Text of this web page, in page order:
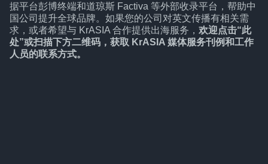
据平台彭博终端和道琼斯 Factiva 等外部收录平台，帮助中
国公司提升全球品牌。如果您的公司对英文传播有相关需
求，或者希望与 KrASIA 合作提供出海服务， 欢迎点击“此
处”或扫描下方二维码，获取 KrASIA 媒体服务刊例和工作
人员的联系方式。